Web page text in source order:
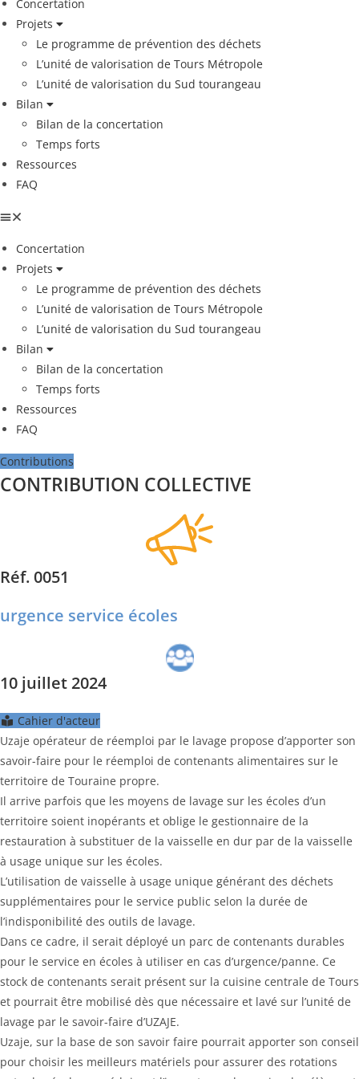
Concertation
Projets
Le programme de prévention des déchets
L’unité de valorisation de Tours Métropole
L’unité de valorisation du Sud tourangeau
Bilan
Bilan de la concertation
Temps forts
Ressources
FAQ
Concertation
Projets
Le programme de prévention des déchets
L’unité de valorisation de Tours Métropole
L’unité de valorisation du Sud tourangeau
Bilan
Bilan de la concertation
Temps forts
Ressources
FAQ
Contributions
CONTRIBUTION COLLECTIVE
Réf. 0051
urgence service écoles
10 juillet 2024
Cahier d'acteur
Uzaje opérateur de réemploi par le lavage propose d’apporter son
savoir-faire pour le réemploi de contenants alimentaires sur le
territoire de Touraine propre.
Il arrive parfois que les moyens de lavage sur les écoles d’un
territoire soient inopérants et oblige le gestionnaire de la
restauration à substituer de la vaisselle en dur par de la vaisselle
à usage unique sur les écoles.
L’utilisation de vaisselle à usage unique générant des déchets
supplémentaires pour le service public selon la durée de
l’indisponibilité des outils de lavage.
Dans ce cadre, il serait déployé un parc de contenants durables
pour le service en écoles à utiliser en cas d’urgence/panne. Ce
stock de contenants serait présent sur la cuisine centrale de Tours
et pourrait être mobilisé dès que nécessaire et lavé sur l’unité de
lavage par le savoir-faire d’UZAJE.
Uzaje, sur la base de son savoir faire pourrait apporter son conseil
pour choisir les meilleurs matériels pour assurer des rotations